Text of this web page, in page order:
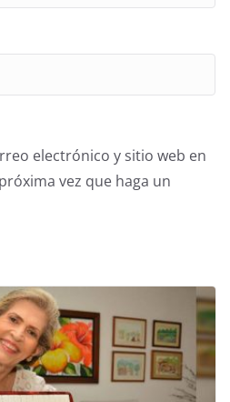
electrónico y sitio web en
vez que haga un